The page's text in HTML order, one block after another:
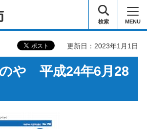
検索 MENU
更新日：2023年1月1日
や 平成24年6月28